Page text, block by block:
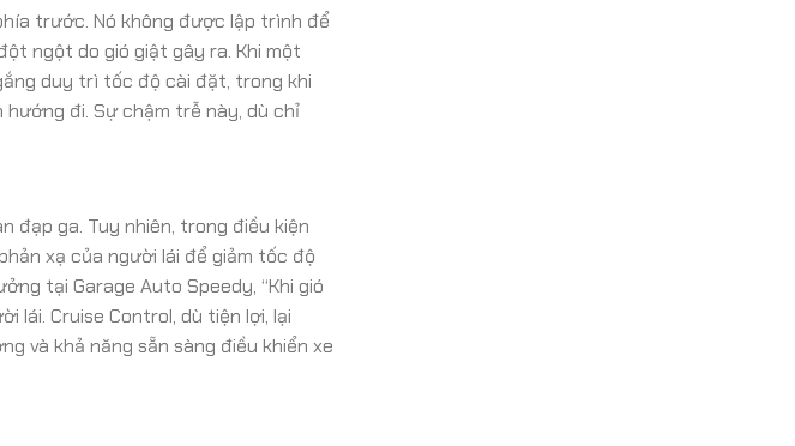
trước. Nó không được lập trình để
ngột do gió giật gây ra. Khi một
duy trì tốc độ cài đặt, trong khi
đi. Sự chậm trễ này, dù chỉ
đạp ga. Tuy nhiên, trong điều kiện
xạ của người lái để giảm tốc độ
tại Garage Auto Speedy, “Khi gió
lái. Cruise Control, dù tiện lợi, lại
và khả năng sẵn sàng điều khiển xe